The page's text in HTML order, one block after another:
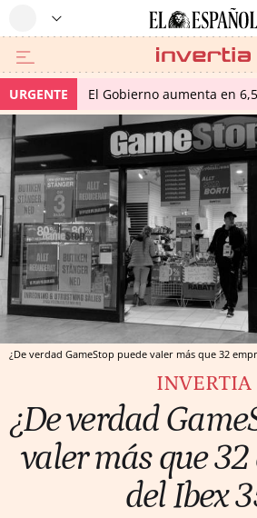
URGENTE El Gobierno aumenta en
¿De verdad GameStop puede valer más que 32
INVERTIA
¿De verdad
valer más que
del Ibex